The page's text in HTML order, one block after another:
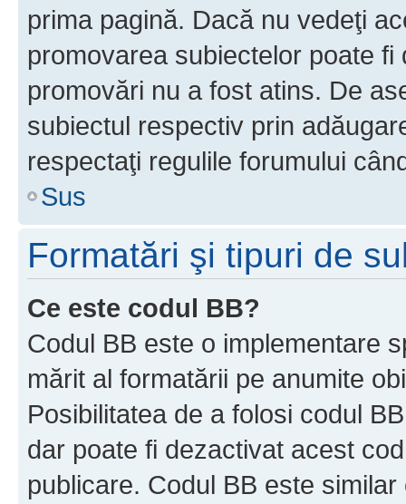
prima pagină. Dacă nu vedeţi
promovarea subiectelor poate
promovări nu a fost atins. De
subiectul respectiv prin
respectaţi regulile forumului
Sus
Formatări şi tipuri de
Ce este codul BB?
Codul BB este o implementare
mărit al formatării pe anumite
Posibilitatea de a folosi codul
dar poate fi dezactivat acest
publicare. Codul BB este